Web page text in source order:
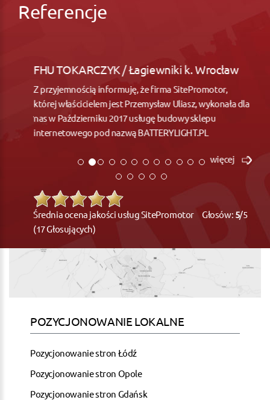
Referencje
FHU TOKARCZYK / Łagiewniki k. Wrocław
Z przyjemnością informuję, że firma SitePromotor,
której właścicielem jest Przemysław Uliasz, wykonała dla
nas w Październiku 2017 usługę budowy sklepu
internetowego pod nazwą BATTERYLIGHT.PL
więcej
Średnia ocena jakości usług SitePromotor Głosów: 5/5
(17 Głosujących)
POZYCJONOWANIE LOKALNE
Pozycjonowanie stron Łódź
Pozycjonowanie stron Opole
Pozycjonowanie stron Gdańsk